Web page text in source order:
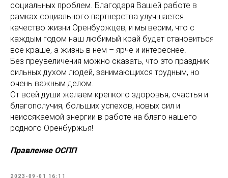
социальных проблем. Благодаря Вашей работе в
рамках социального партнерства улучшается
качество жизни Оренбуржцев, и мы верим, что с
каждым годом наш любимый край будет становиться
все краше, а жизнь в нем – ярче и интереснее.
Без преувеличения можно сказать, что это праздник
сильных духом людей, занимающихся трудным, но
очень важным делом.
От всей души желаем крепкого здоровья, счастья и
благополучия, больших успехов, новых сил и
неиссякаемой энергии в работе на благо нашего
родного Оренбуржья!
Правление ОСПП
2023-09-01 16:11